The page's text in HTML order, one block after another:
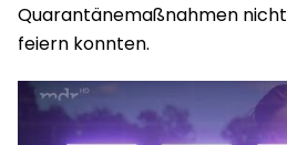
Quarantänemaßnahmen
feiern konnten.